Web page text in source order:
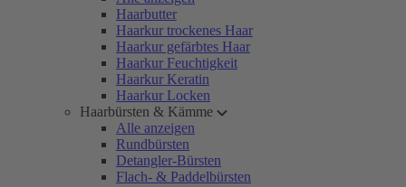
Haarbutter
Haarkur trockenes Haar
Haarkur gefärbtes Haar
Haarkur Feuchtigkeit
Haarkur Keratin
Haarkur Locken
Haarbürsten & Kämme
Alle anzeigen
Rundbürsten
Detangler-Bürsten
Flach- & Paddelbürsten